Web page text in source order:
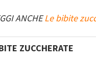
ANCHELe bibite
ZUCCHERATE